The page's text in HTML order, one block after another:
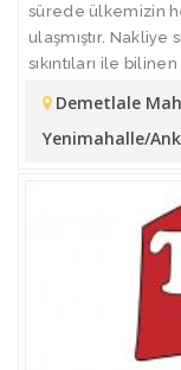
sürede ülkemizin
ulaşmıştır.
sıkıntıları ile bilinen
Demetlale
Yenimahalle/